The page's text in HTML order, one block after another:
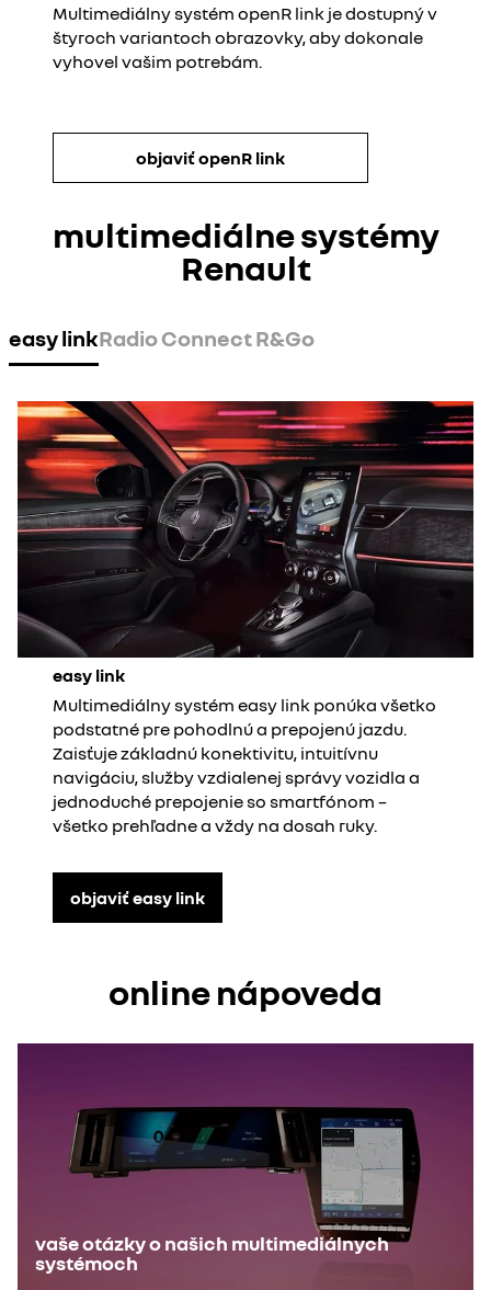
Multimediálny systém openR link je dostupný v
štyroch variantoch obrazovky, aby dokonale
vyhovel vašim potrebám.
objaviť openR link
multimediálne systémy
Renault
easy linkRadio Connect R&Go
easy link
Multimediálny systém easy link ponúka všetko
podstatné pre pohodlnú a prepojenú jazdu.
Zaisťuje základnú konektivitu, intuitívnu
navigáciu, služby vzdialenej správy vozidla a
jednoduché prepojenie so smartfónom –
všetko prehľadne a vždy na dosah ruky.
objaviť easy link
online nápoveda
vaše otázky o našich multimediálnych
systémoch